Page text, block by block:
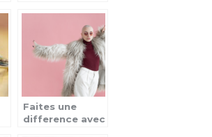
Faites une
difference avec